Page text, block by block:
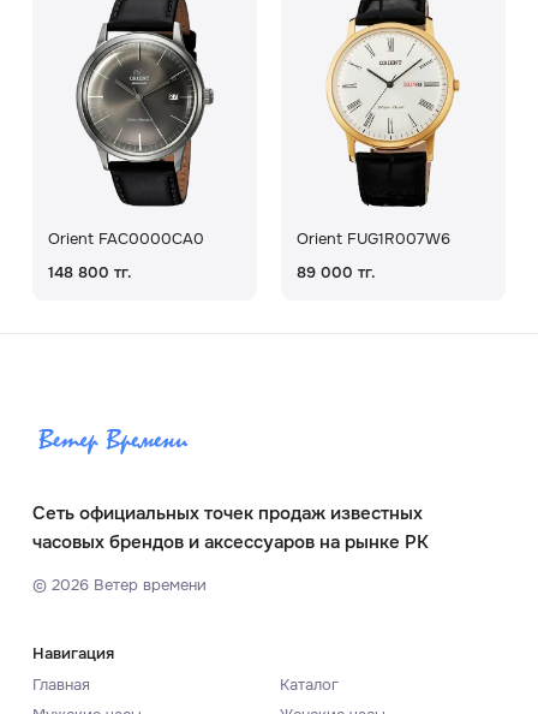
Orient FAC0000CA0
148 800 тг.
Orient FUG1R007W6
89 000 тг.
Сеть официальных точек продаж известных
часовых брендов и аксессуаров на рынке РК
© 2026Ветер времени
Навигация
Главная
Каталог